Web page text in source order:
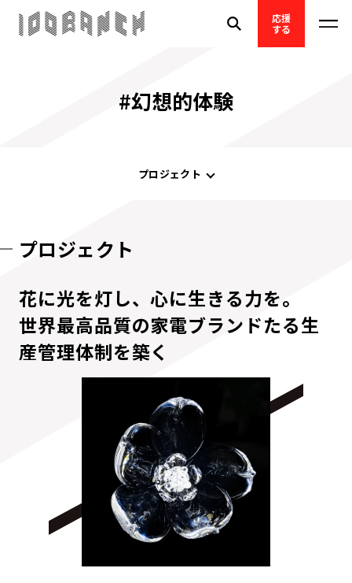
応援
する
#幻想的体験
プロジェクト
プロジェクト
花に光を灯し、心に生きる力を。
世界最高品質の家電ブランドたる生
産管理体制を築く